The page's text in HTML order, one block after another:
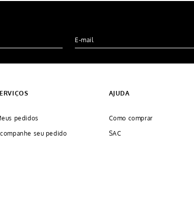
pedidos
seu pedido
AJUDA
Como comprar
SAC